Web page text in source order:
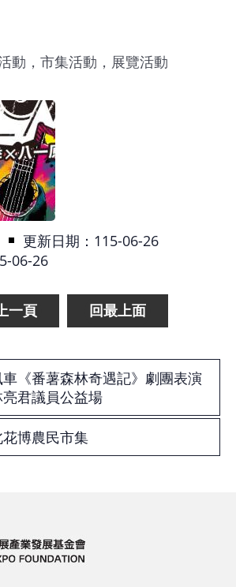
動，市集活動，展覽活動
更新日期：115-06-26
06-26
一頁 回最上面
《番薯森林奇遇記》劇團表演
亮君議員公益場
博農民市集